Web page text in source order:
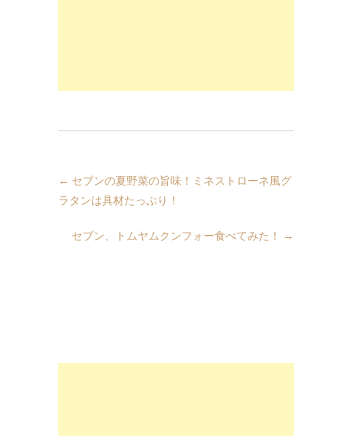
← セブンの夏野菜の旨味！ミネストローネ風グ
ラタンは具材たっぷり！
セブン、トムヤムクンフォー食べてみた！ →